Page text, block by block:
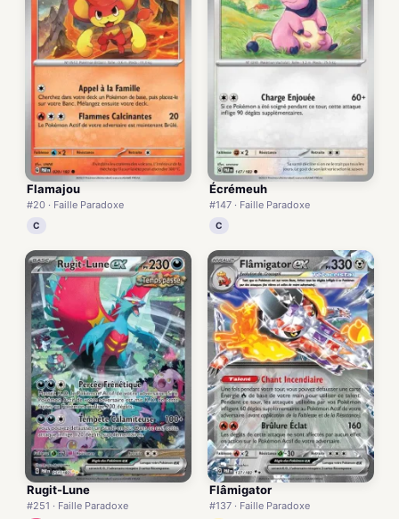
Flamajou
#20 · Faille Paradoxe
C
Écrémeuh
#147 · Faille Paradoxe
C
Rugit-Lune
#251 · Faille Paradoxe
Flâmigator
#137 · Faille Paradoxe